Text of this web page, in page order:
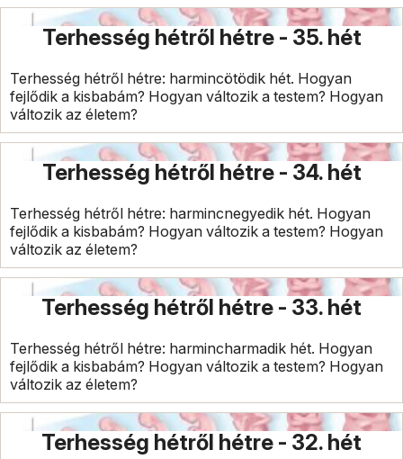
Terhesség hétről hétre - 35. hét
Terhesség hétről hétre: harmincötödik hét. Hogyan
fejlődik a kisbabám? Hogyan változik a testem? Hogyan
változik az életem?
Terhesség hétről hétre - 34. hét
Terhesség hétről hétre: harmincnegyedik hét. Hogyan
fejlődik a kisbabám? Hogyan változik a testem? Hogyan
változik az életem?
Terhesség hétről hétre - 33. hét
Terhesség hétről hétre: harmincharmadik hét. Hogyan
fejlődik a kisbabám? Hogyan változik a testem? Hogyan
változik az életem?
Terhesség hétről hétre - 32. hét